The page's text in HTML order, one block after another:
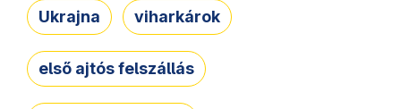
Ukrajna viharkárok
első ajtós felszállás